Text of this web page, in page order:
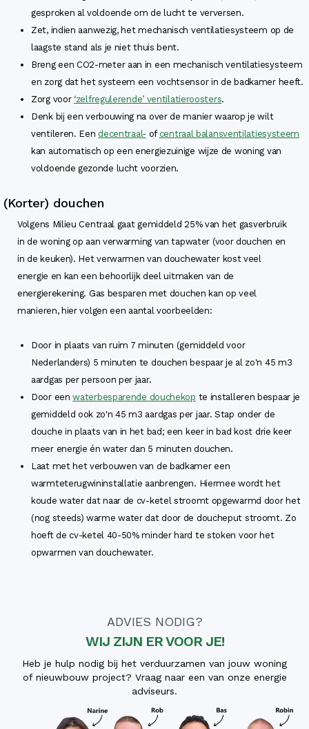
gesproken al voldoende om de lucht te verversen.
Zet, indien aanwezig, het mechanisch ventilatiesysteem op de
laagste stand als je niet thuis bent.
Breng een CO2-meter aan in een mechanisch ventilatiesysteem
en zorg dat het systeem een vochtsensor in de badkamer heeft.
Zorg voor ‘zelfregulerende’ ventilatieroosters.
Denk bij een verbouwing na over de manier waarop je wilt
ventileren. Een decentraal- of centraal balansventilatiesysteem
kan automatisch op een energiezuinige wijze de woning van
voldoende gezonde lucht voorzien.
(Korter) douchen
Volgens Milieu Centraal gaat gemiddeld 25% van het gasverbruik
in de woning op aan verwarming van tapwater (voor douchen en
in de keuken). Het verwarmen van douchewater kost veel
energie en kan een behoorlijk deel uitmaken van de
energierekening. Gas besparen met douchen kan op veel
manieren, hier volgen een aantal voorbeelden:
Door in plaats van ruim 7 minuten (gemiddeld voor
Nederlanders) 5 minuten te douchen bespaar je al zo'n 45 m3
aardgas per persoon per jaar.
Door eenwaterbesparende douchekop te installeren bespaar je
gemiddeld ook zo'n 45 m3 aardgas per jaar. Stap onder de
douche in plaats van in het bad; een keer in bad kost drie keer
meer energie én water dan 5 minuten douchen.
Laat met het verbouwen van de badkamer een
warmteterugwininstallatie aanbrengen. Hiermee wordt het
koude water dat naar de cv-ketel stroomt opgewarmd door het
(nog steeds) warme water dat door de doucheput stroomt. Zo
hoeft de cv-ketel 40-50% minder hard te stoken voor het
opwarmen van douchewater.
ADVIES NODIG?
WIJ ZIJN ER VOOR JE!
Heb je hulp nodig bij het verduurzamen van jouw woning
of nieuwbouw project? Vraag naar een van onze energie
adviseurs.